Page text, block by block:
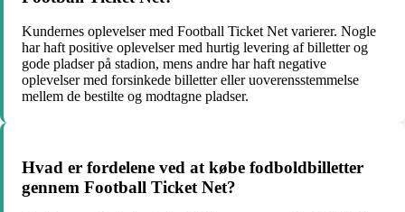
Kundernes oplevelser med Football Ticket Net varierer. Nogle
har haft positive oplevelser med hurtig levering af billetter og
gode pladser på stadion, mens andre har haft negative
oplevelser med forsinkede billetter eller uoverensstemmelse
mellem de bestilte og modtagne pladser.
Hvad er fordelene ved at købe fodboldbilletter
gennem Football Ticket Net?